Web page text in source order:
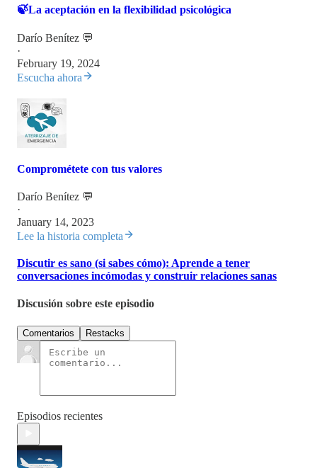
🍃La aceptación en la flexibilidad psicológica
Darío Benítez 💬
·
February 19, 2024
Escucha ahora
Comprométete con tus valores
Darío Benítez 💬
·
January 14, 2023
Lee la historia completa
Discutir es sano (si sabes cómo): Aprende a tener
conversaciones incómodas y construir relaciones sanas
Discusión sobre este episodio
Comentarios Restacks
Episodios recientes